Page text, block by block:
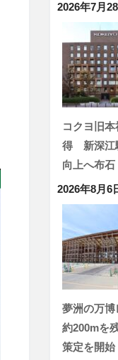
2026年7月
コクヨ旧
得 新深江
向上へ布石
2026年8月6
夢洲の万
約200mを
策定を開始